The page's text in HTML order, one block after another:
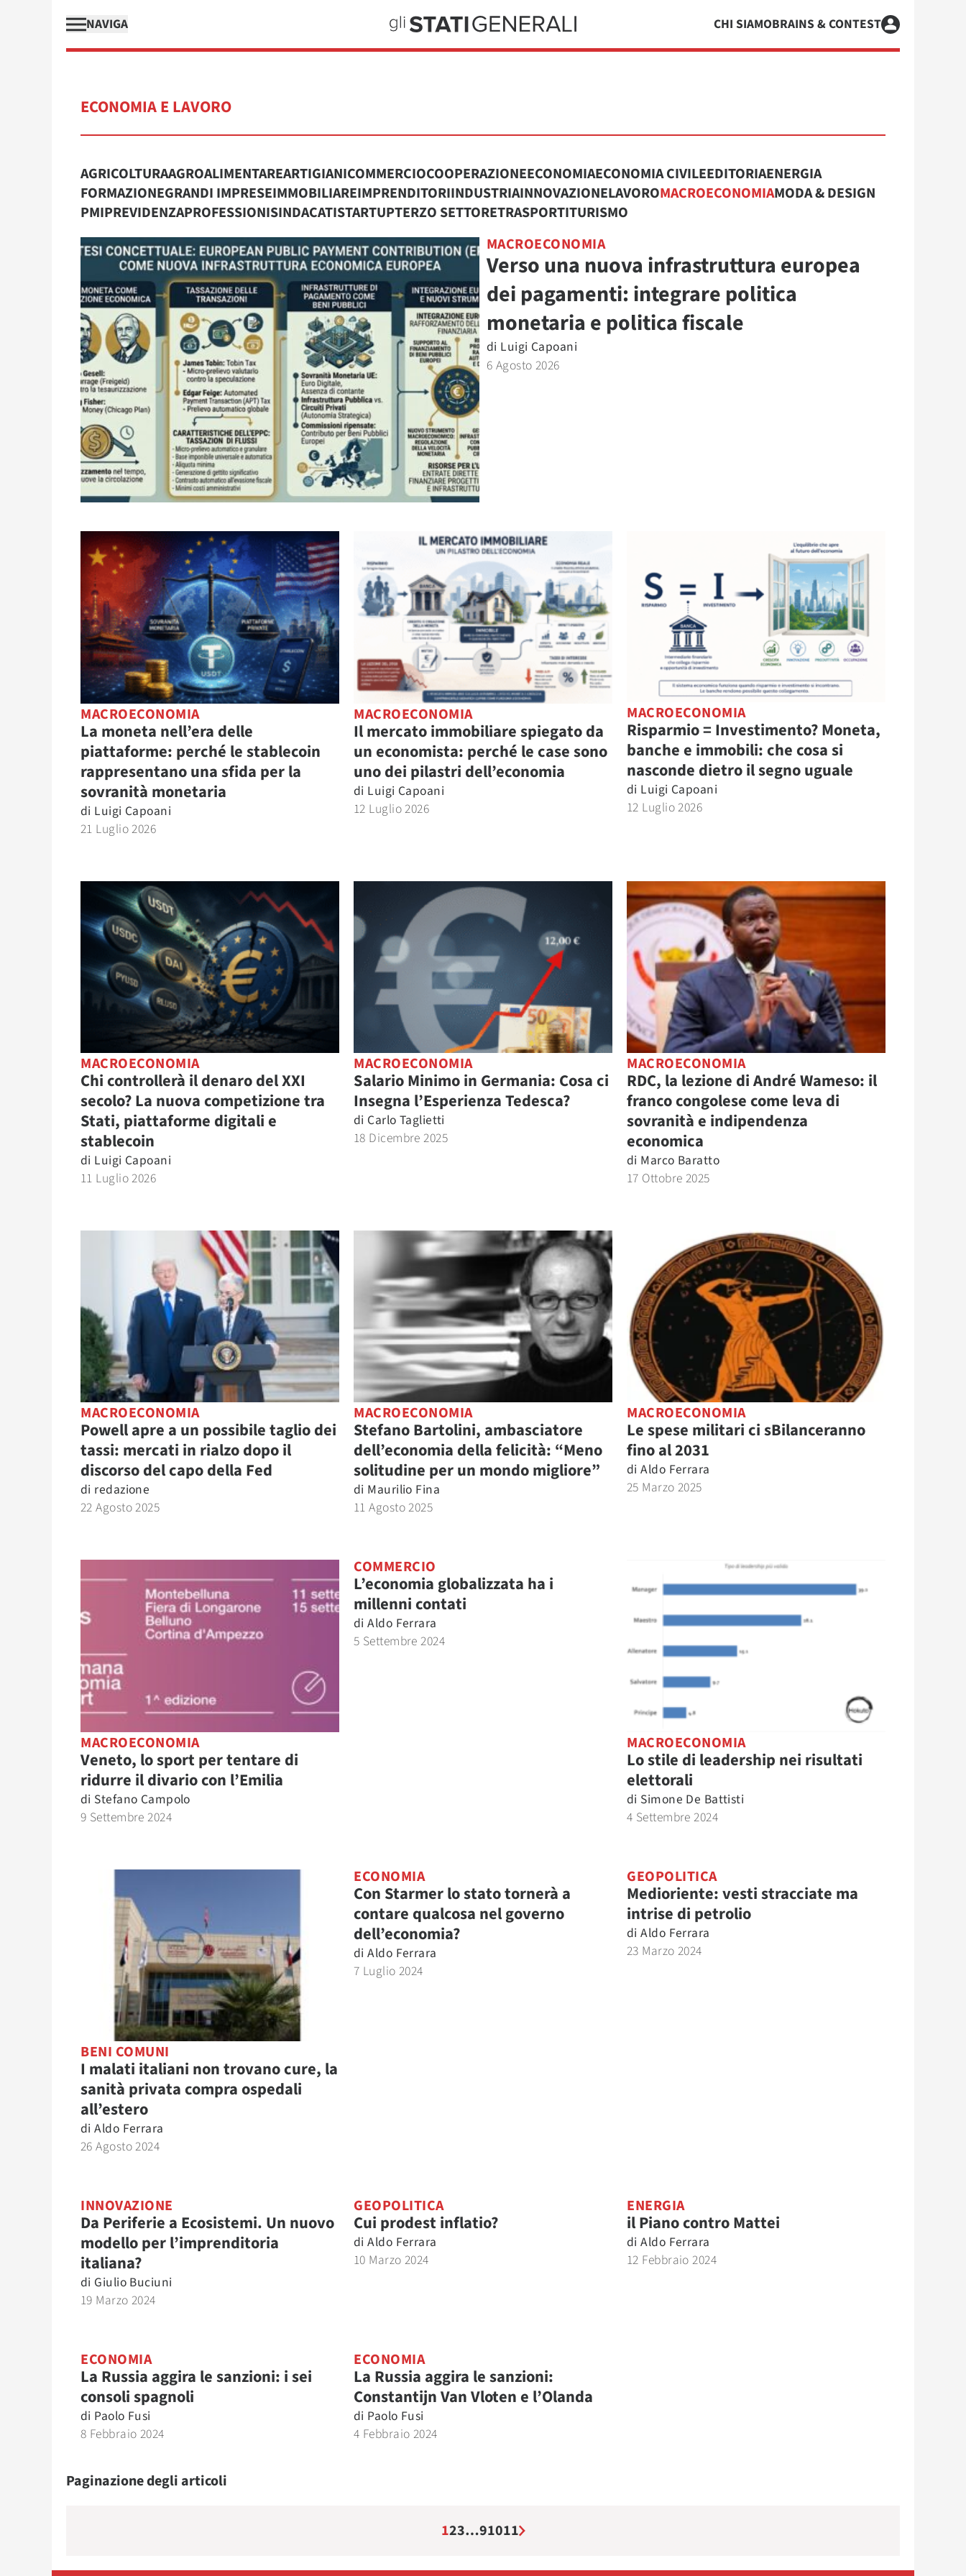
NAVIGA CHI SIAMOBRAINS & CONTEST
ECONOMIA E LAVORO
AGRICOLTURAAGROALIMENTAREARTIGIANICOMMERCIOCOOPERAZIONEECONOMIAECONOMIA CIVILEEDITORIAENERGIA
FORMAZIONEGRANDI IMPRESEIMMOBILIAREIMPRENDITORIINDUSTRIAINNOVAZIONELAVOROMACROECONOMIAMODA & DESIGN
PMIPREVIDENZAPROFESSIONISINDACATISTARTUPTERZO SETTORETRASPORTITURISMO
MACROECONOMIA
Verso una nuova infrastruttura europea
dei pagamenti: integrare politica
monetaria e politica fiscale
di Luigi Capoani
6 Agosto 2026
MACROECONOMIA
La moneta nell’era delle
piattaforme: perché le stablecoin
rappresentano una sfida per la
sovranità monetaria
di Luigi Capoani
21 Luglio 2026
MACROECONOMIA
Il mercato immobiliare spiegato da
un economista: perché le case sono
uno dei pilastri dell’economia
di Luigi Capoani
12 Luglio 2026
MACROECONOMIA
Risparmio = Investimento? Moneta,
banche e immobili: che cosa si
nasconde dietro il segno uguale
di Luigi Capoani
12 Luglio 2026
MACROECONOMIA
Chi controllerà il denaro del XXI
secolo? La nuova competizione tra
Stati, piattaforme digitali e
stablecoin
di Luigi Capoani
11 Luglio 2026
MACROECONOMIA
Salario Minimo in Germania: Cosa ci
Insegna l’Esperienza Tedesca?
di Carlo Taglietti
18 Dicembre 2025
MACROECONOMIA
RDC, la lezione di André Wameso: il
franco congolese come leva di
sovranità e indipendenza
economica
di Marco Baratto
17 Ottobre 2025
MACROECONOMIA
Powell apre a un possibile taglio dei
tassi: mercati in rialzo dopo il
discorso del capo della Fed
di redazione
22 Agosto 2025
MACROECONOMIA
Stefano Bartolini, ambasciatore
dell’economia della felicità: “Meno
solitudine per un mondo migliore”
di Maurilio Fina
11 Agosto 2025
MACROECONOMIA
Le spese militari ci sBilanceranno
fino al 2031
di Aldo Ferrara
25 Marzo 2025
MACROECONOMIA
Veneto, lo sport per tentare di
ridurre il divario con l’Emilia
di Stefano Campolo
9 Settembre 2024
COMMERCIO
L’economia globalizzata ha i
millenni contati
di Aldo Ferrara
5 Settembre 2024
MACROECONOMIA
Lo stile di leadership nei risultati
elettorali
di Simone De Battisti
4 Settembre 2024
BENI COMUNI
I malati italiani non trovano cure, la
sanità privata compra ospedali
all’estero
di Aldo Ferrara
26 Agosto 2024
ECONOMIA
Con Starmer lo stato tornerà a
contare qualcosa nel governo
dell’economia?
di Aldo Ferrara
7 Luglio 2024
GEOPOLITICA
Medioriente: vesti stracciate ma
intrise di petrolio
di Aldo Ferrara
23 Marzo 2024
INNOVAZIONE
Da Periferie a Ecosistemi. Un nuovo
modello per l’imprenditoria
italiana?
di Giulio Buciuni
19 Marzo 2024
GEOPOLITICA
Cui prodest inflatio?
di Aldo Ferrara
10 Marzo 2024
ENERGIA
il Piano contro Mattei
di Aldo Ferrara
12 Febbraio 2024
ECONOMIA
La Russia aggira le sanzioni: i sei
consoli spagnoli
di Paolo Fusi
8 Febbraio 2024
ECONOMIA
La Russia aggira le sanzioni:
Constantijn Van Vloten e l’Olanda
di Paolo Fusi
4 Febbraio 2024
Paginazione degli articoli
123…91011